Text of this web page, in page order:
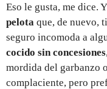
Eso le gusta, me dice.
pelota que, de nuevo,
seguro incomoda a
cocido sin concesiones
mordida del garbanzo
complaciente, pero